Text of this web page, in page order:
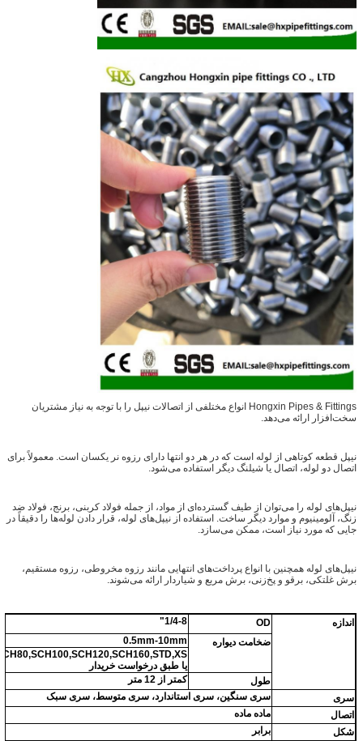
Hongxin Pipes & Fittings انواع مختلفی از اتصالات نیپل را با توجه به نیاز مشتریان
سخت‌افزار ارائه می‌دهد.
نیپل قطعه کوتاهی از لوله است که در هر دو انتها دارای رزوه نر یکسان است. معمولاً برای
اتصال دو لوله، اتصال یا شیلنگ دیگر استفاده می‌شود.
نیپل‌های لوله را می‌توان از طیف گسترده‌ای از مواد، از جمله فولاد کربنی، برنج، فولاد ضد
زنگ، آلومینیوم و موارد دیگر ساخت. استفاده از نیپل‌های لوله، قرار دادن لوله‌ها را دقیقاً در
جایی که مورد نیاز است، ممکن می‌سازد.
نیپل‌های لوله همچنین با انواع پرداخت‌های انتهایی مانند رزوه مخروطی، رزوه مستقیم،
برش غلتکی، برقو و پخ‌زنی، برش مربع و شیاردار ارائه می‌شوند.
اندازه OD
1/4-8"
ضخامت دیواره
0.5mm-10mm
یا طبق درخواست خریدار
طول
کمتر از 12 متر
سری
سری سنگین، سری استاندارد، سری متوسط، سری سبک
اتصال
ماده ماده
شکل
برابر